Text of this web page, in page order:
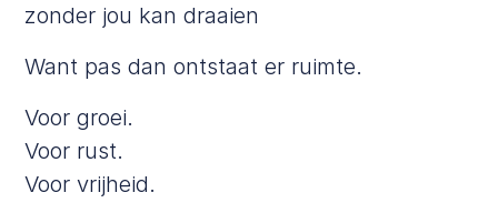
zonder jou kan draaien
Want pas dan ontstaat er ruimte.
Voor groei.
Voor rust.
Voor vrijheid.